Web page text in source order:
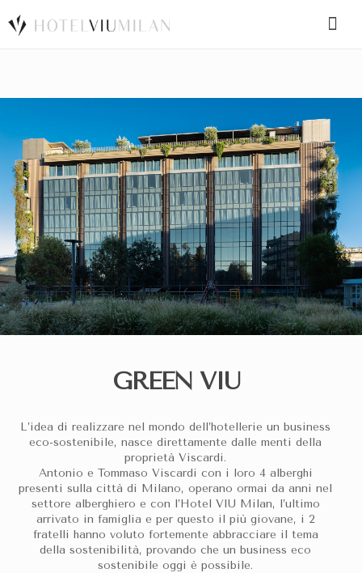
BOOK A ROOM BOOK FOR TODAY
SPECIAL CODE
GREEN VIU
L’idea di realizzare nel mondo dell’hotellerie un business
eco-sostenibile, nasce direttamente dalle menti della
proprietà Viscardi.
Antonio e Tommaso Viscardi con i loro 4 alberghi
presenti sulla città di Milano, operano ormai da anni nel
settore alberghiero e con l’Hotel VIU Milan, l’ultimo
arrivato in famiglia e per questo il più giovane, i 2
fratelli hanno voluto fortemente abbracciare il tema
della sostenibilità, provando che un business eco
sostenibile oggi è possibile.